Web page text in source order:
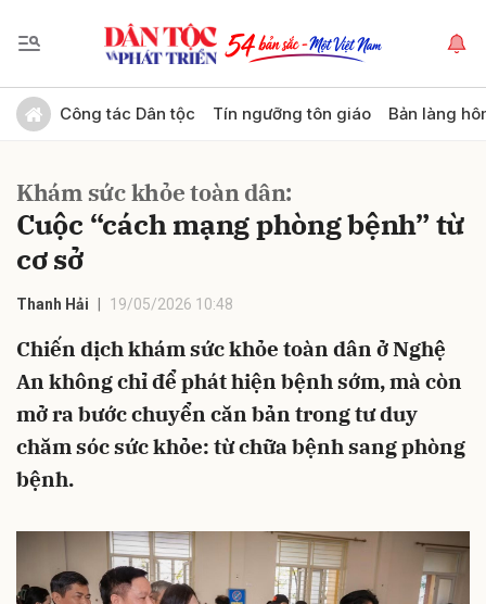
Công tác Dân tộc Tín ngưỡng tôn giáo Bản làng
Khám sức khỏe toàn dân:
Cuộc “cách mạng phòng bệnh” từ
cơ sở
Thanh Hải 19/05/2026 10:48
Chiến dịch khám sức khỏe toàn dân ở Nghệ
An không chỉ để phát hiện bệnh sớm, mà còn
mở ra bước chuyển căn bản trong tư duy
chăm sóc sức khỏe: từ chữa bệnh sang phòng
bệnh.
Gửi bình luận